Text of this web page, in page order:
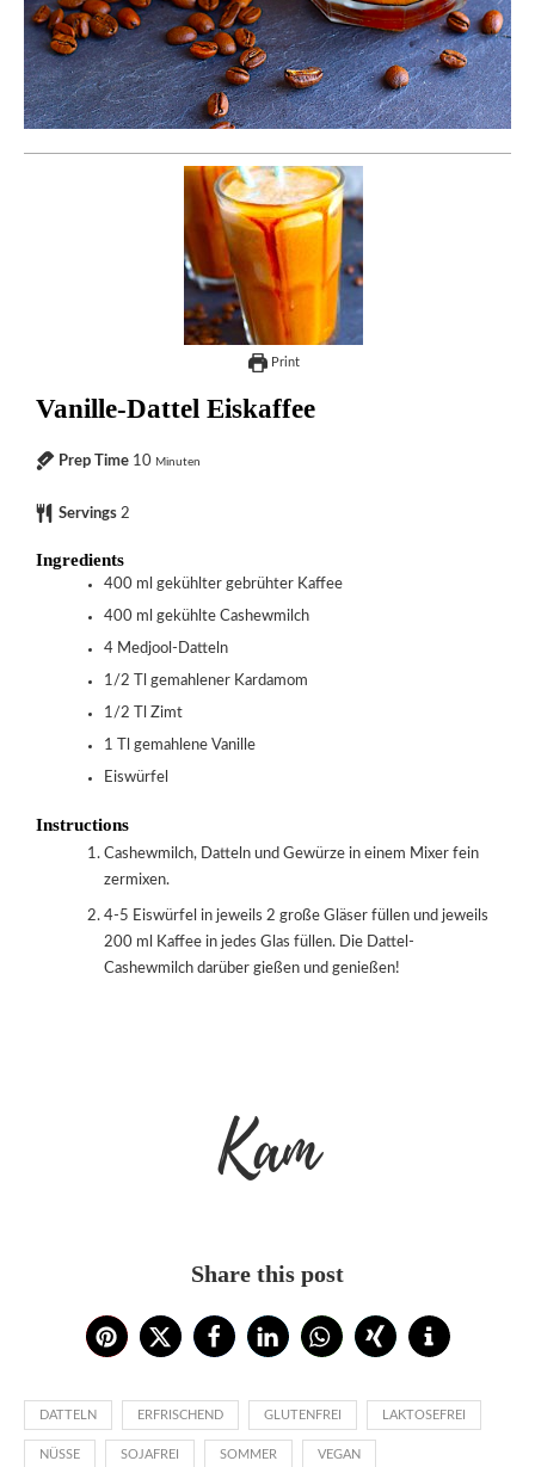
Print
Vanille-Dattel Eiskaffee
Prep Time 10 Minuten
Servings 2
Ingredients
400 ml gekühlter gebrühter Kaffee
400 ml gekühlte Cashewmilch
4 Medjool-Datteln
1/2 gemahlener Kardamom
1/2 Zimt
1 gemahlene Vanille
Eiswürfel
Instructions
Cashewmilch, Datteln und Gewürze in einem Mixer fein
zermixen.
4-5 Eiswürfel in jeweils 2 große Gläser füllen und jeweils
200 ml Kaffee in jedes Glas füllen. Die Dattel-
Cashewmilch darüber gießen und genießen!
Kam
Share this post
DATTELN ERFRISCHEND GLUTENFREI LAKTOSEFREI
NÜSSE SOJAFREI SOMMER VEGAN